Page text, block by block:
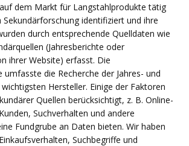
dem Markt für Langstahlprodukte tätig
Sekundärforschung identifiziert und ihre
durch entsprechende Quelldaten wie
(Jahresberichte oder
ihrer Website) erfasst. Die
umfasste die Recherche der Jahres- und
Hersteller. Einige der Faktoren
Quellen berücksichtigt, z. B. Online-
Suchverhalten und andere
Fundgrube an Daten bieten. Wir haben
Suchbegriffe und